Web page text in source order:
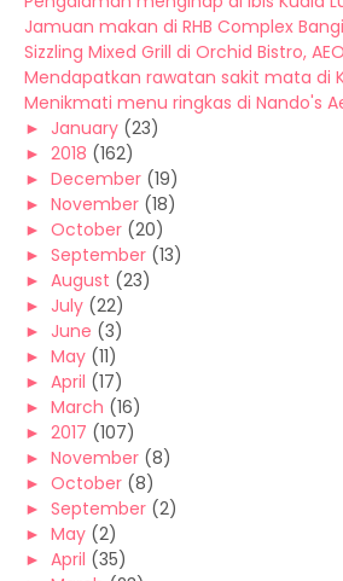
Jamuan makan di RHB Complex Bangi
Sizzling Mixed Grill di Orchid Bistro,
Mendapatkan rawatan sakit mata di
Menikmati menu ringkas di Nando's
► January (23)
► 2018 (162)
► December (19)
► November (18)
► October (20)
► September (13)
► August (23)
► July (22)
► June (3)
► May (11)
► April (17)
► March (16)
► 2017 (107)
► November (8)
► October (8)
► September (2)
► May (2)
► April (35)